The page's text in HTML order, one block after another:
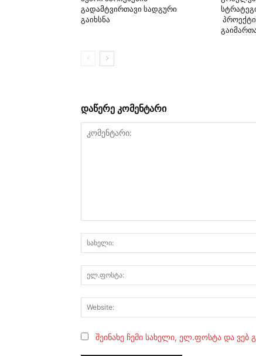
გადამტვირთავი სადგური
გაიხსნა
დაწერე კომენტარი
შეინახე ჩემი სახელი, ელ.ფოსტა და ვებ